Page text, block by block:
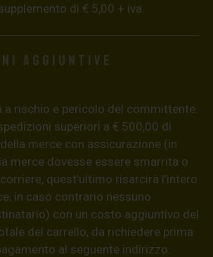
di € 5,00 + iva.
aggiuntive
a rischio e pericolo del committente.
superiori a € 500,00 di
merce con assicurazione (in
merce dovesse essere smarrita o
quest’ultimo risarcirà l’intero
in caso contrario nessuno
con un costo aggiuntivo del
del carrello, da richiedere prima
al seguente indirizzo: